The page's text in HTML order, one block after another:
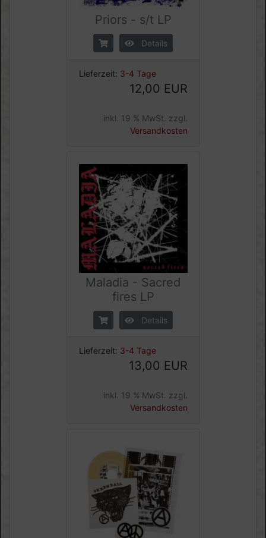
Priors - s/t LP
Details
Lieferzeit: 3-4 Tage
12,00 EUR
inkl. 19 % MwSt. zzgl.
Versandkosten
Maladia - Sacred
fires LP
Details
Lieferzeit: 3-4 Tage
13,00 EUR
inkl. 19 % MwSt. zzgl.
Versandkosten